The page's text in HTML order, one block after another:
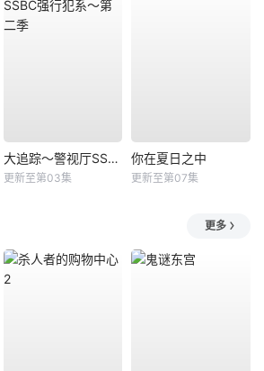
大追踪〜警视厅SSBC强行犯系〜第二季
更新至第03集
你在夏日之中
更新至第07集
更多